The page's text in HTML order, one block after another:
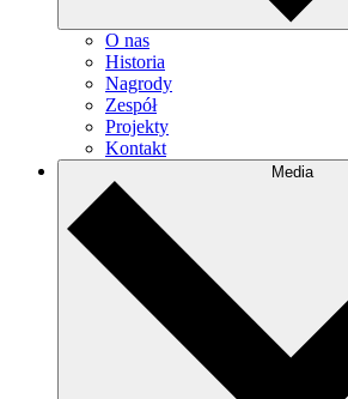
O nas
Historia
Nagrody
Zespół
Projekty
Kontakt
Media